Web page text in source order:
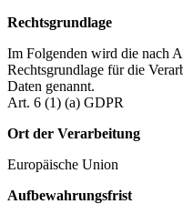
Rechtsgrundlage
Im Folgenden wird die nach
Rechtsgrundlage für die
Daten genannt.
Art. 6 (1) (a) GDPR
Ort der Verarbeitung
Europäische Union
Aufbewahrungsfrist